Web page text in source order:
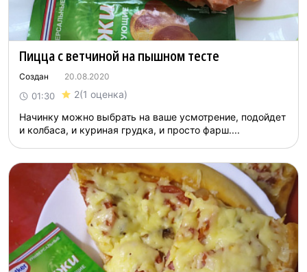
Пицца с ветчиной на пышном тесте
Создан 20.08.2020
01:30 2(1 оценка)
Начинку можно выбрать на ваше усмотрение, подойдет
и колбаса, и куриная грудка, и просто фарш....